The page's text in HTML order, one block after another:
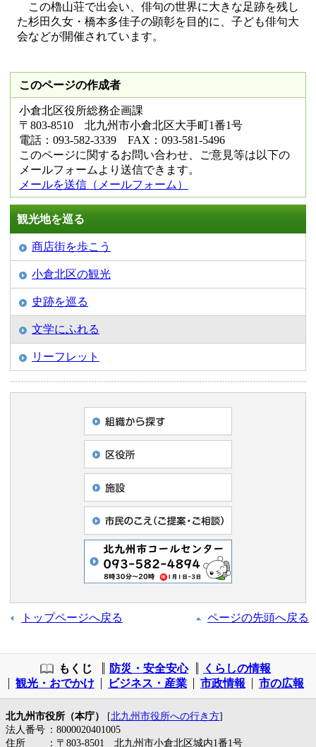
この櫓山荘で出会い、俳句の世界に大きな足跡を残し
た杉田久女・橋本多佳子の顕彰を目的に、子ども俳句大
会などが開催されています。
このページの作成者
小倉北区役所総務企画課
〒803-8510 北九州市小倉北区大手町1番1号
電話：093-582-3339 FAX：093-581-5496
このページに関するお問い合わせ、ご意見等は以下の
メールフォームより送信できます。
メールを送信（メールフォーム）
観光地を巡る
商店街を歩こう
小倉北区の観光
史跡を巡る
文学にふれる
リーフレット
トップページへ戻る ページの先頭へ戻る
もくじ 防災・安全安心
くらしの情報
観光・おでかけ
ビジネス・産業 市政情報 市の広報
北九州市役所（本庁） [北九州市役所への行き方]
法人番号 ：8000020401005
住所
：〒803-8501 北九州市小倉北区城内1番1号